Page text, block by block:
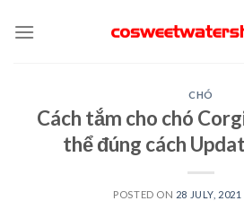
CHÓ
Cách tắm cho chó
thể đúng cách
POSTED ON 28 JULY, 2021